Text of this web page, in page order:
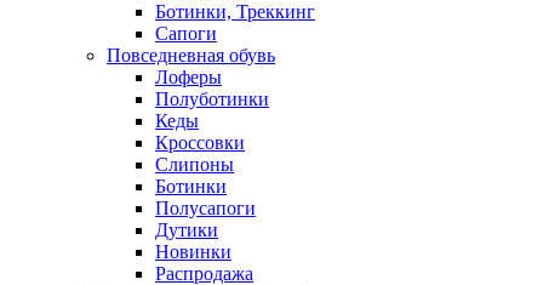
Ботинки, Треккинг
Сапоги
Повседневная обувь
Лоферы
Полуботинки
Кеды
Кроссовки
Слипоны
Ботинки
Полусапоги
Дутики
Новинки
Распродажа